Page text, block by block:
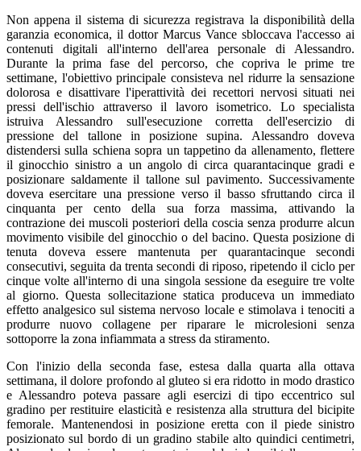
Non appena il sistema di sicurezza registrava la disponibilità della
garanzia economica, il dottor Marcus Vance sbloccava l'accesso ai
contenuti digitali all'interno dell'area personale di Alessandro.
Durante la prima fase del percorso, che copriva le prime tre
settimane, l'obiettivo principale consisteva nel ridurre la sensazione
dolorosa e disattivare l'iperattività dei recettori nervosi situati nei
pressi dell'ischio attraverso il lavoro isometrico. Lo specialista
istruiva Alessandro sull'esecuzione corretta dell'esercizio di
pressione del tallone in posizione supina. Alessandro doveva
distendersi sulla schiena sopra un tappetino da allenamento, flettere
il ginocchio sinistro a un angolo di circa quarantacinque gradi e
posizionare saldamente il tallone sul pavimento. Successivamente
doveva esercitare una pressione verso il basso sfruttando circa il
cinquanta per cento della sua forza massima, attivando la
contrazione dei muscoli posteriori della coscia senza produrre alcun
movimento visibile del ginocchio o del bacino. Questa posizione di
tenuta doveva essere mantenuta per quarantacinque secondi
consecutivi, seguita da trenta secondi di riposo, ripetendo il ciclo per
cinque volte all'interno di una singola sessione da eseguire tre volte
al giorno. Questa sollecitazione statica produceva un immediato
effetto analgesico sul sistema nervoso locale e stimolava i tenociti a
produrre nuovo collagene per riparare le microlesioni senza
sottoporre la zona infiammata a stress da stiramento.
Con l'inizio della seconda fase, estesa dalla quarta alla ottava
settimana, il dolore profondo al gluteo si era ridotto in modo drastico
e Alessandro poteva passare agli esercizi di tipo eccentrico sul
gradino per restituire elasticità e resistenza alla struttura del bicipite
femorale. Mantenendosi in posizione eretta con il piede sinistro
posizionato sul bordo di un gradino stabile alto quindici centimetri,